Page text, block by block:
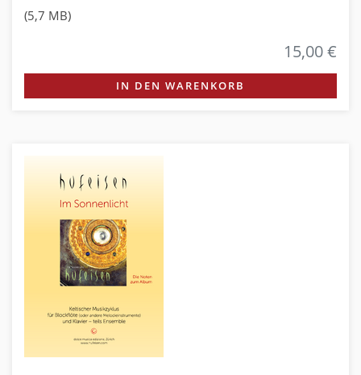
(5,7 MB)
15,00 €
IN DEN WARENKORB